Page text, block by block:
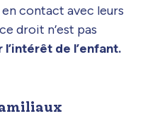
contact avec leurs
droit n’est pas
l’intérêt de l’enfant.